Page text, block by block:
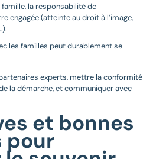
famille, la responsabilité de
engagée (atteinte au droit à l’image,
les familles peut durablement se
experts, mettre la conformité
la démarche, et communiquer avec
et bonnes
pour